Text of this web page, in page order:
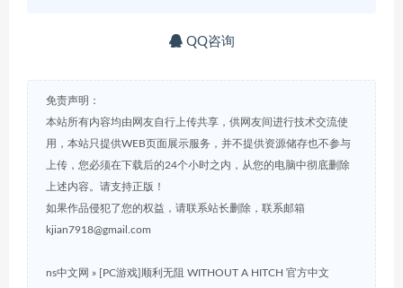
QQ咨询
免责声明：
本站所有内容均由网友自行上传共享，供网友间进行技术交流使
用，本站只提供WEB页面展示服务，并不提供资源储存也不参与
上传，您必须在下载后的24个小时之内，从您的电脑中彻底删除
上述内容。请支持正版！
如果作品侵犯了您的权益，请联系站长删除，联系邮箱
kjian7918@gmail.com
ns中文网 »
[PC游戏]顺利无阻 WITHOUT A HITCH 官方中文